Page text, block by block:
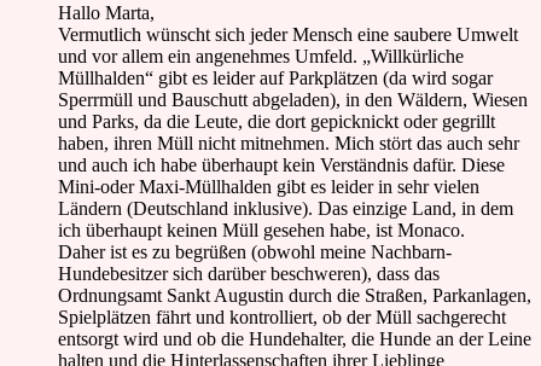
Hallo Marta,
Vermutlich wünscht sich jeder Mensch eine saubere Umwelt
und vor allem ein angenehmes Umfeld. „Willkürliche
Müllhalden“ gibt es leider auf Parkplätzen (da wird sogar
Sperrmüll und Bauschutt abgeladen), in den Wäldern, Wiesen
und Parks, da die Leute, die dort gepicknickt oder gegrillt
haben, ihren Müll nicht mitnehmen. Mich stört das auch sehr
und auch ich habe überhaupt kein Verständnis dafür. Diese
Mini-oder Maxi-Müllhalden gibt es leider in sehr vielen
Ländern (Deutschland inklusive). Das einzige Land, in dem
ich überhaupt keinen Müll gesehen habe, ist Monaco.
Daher ist es zu begrüßen (obwohl meine Nachbarn-
Hundebesitzer sich darüber beschweren), dass das
Ordnungsamt Sankt Augustin durch die Straßen, Parkanlagen,
Spielplätzen fährt und kontrolliert, ob der Müll sachgerecht
entsorgt wird und ob die Hundehalter, die Hunde an der Leine
halten und die Hinterlassenschaften ihrer Lieblinge